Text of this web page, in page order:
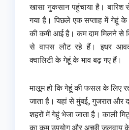
खासा नुकसान पहुंचाया है।
गया है। पिछले एक सप्ताह में गेहूं
की कमी आई है। कम दाम मिलने से
से वापस लौट रहे हैं। इधर
क्वालिटी के गेहूं के भाव बढ़ गए हैं।
मालूम हो कि गेहूं की फसल के लिए
जाता है। यहां से मुंबई, गुजरात और
शहरों में गेहूं भेजा जाता है। काली
का कम उपयोग और अच्छी जलवायु